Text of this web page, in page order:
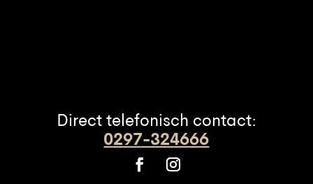
Direct telefonisch contact:
0297-324666